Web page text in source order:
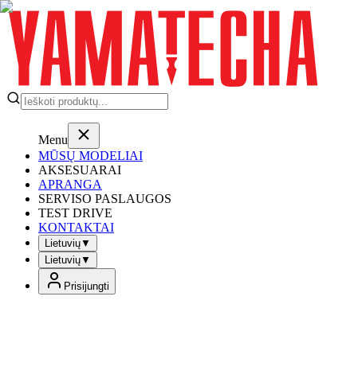
Menu
MŪSŲ MODELIAI
AKSESUARAI
APRANGA
SERVISO PASLAUGOS
TEST DRIVE
KONTAKTAI
Lietuvių▼
Lietuvių▼
Prisijungti